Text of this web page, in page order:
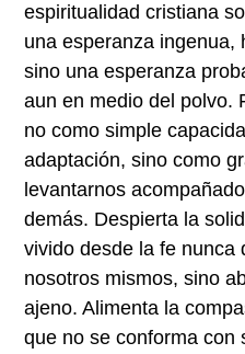
espiritualidad cristiana
una esperanza ingenua,
sino una esperanza
aun en medio del polvo.
no como simple
adaptación, sino como
levantarnos
demás. Despierta la
vivido desde la fe nunca
nosotros mismos, sino
ajeno. Alimenta la
que no se conforma con